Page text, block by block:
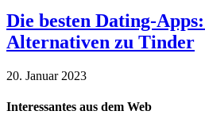
Die besten Dating-
Alternativen zu Tinder
20. Januar 2023
Interessantes aus dem Web